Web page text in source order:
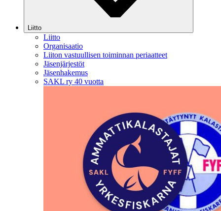
Liitto
Liitto
Organisaatio
Liiton vastuullisen toiminnan periaatteet
Jäsenjärjestöt
Jäsenhakemus
SAKL ry 40 vuotta